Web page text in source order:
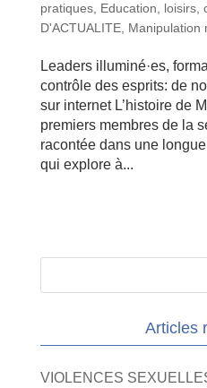
pratiques, Education, loisirs,
D'ACTUALITE, Manipulation
Leaders illuminé·es,
contrôle des esprits: de
sur internet L’histoire de
premiers membres de la
racontée dans une
qui explore à...
Articles
VIOLENCES